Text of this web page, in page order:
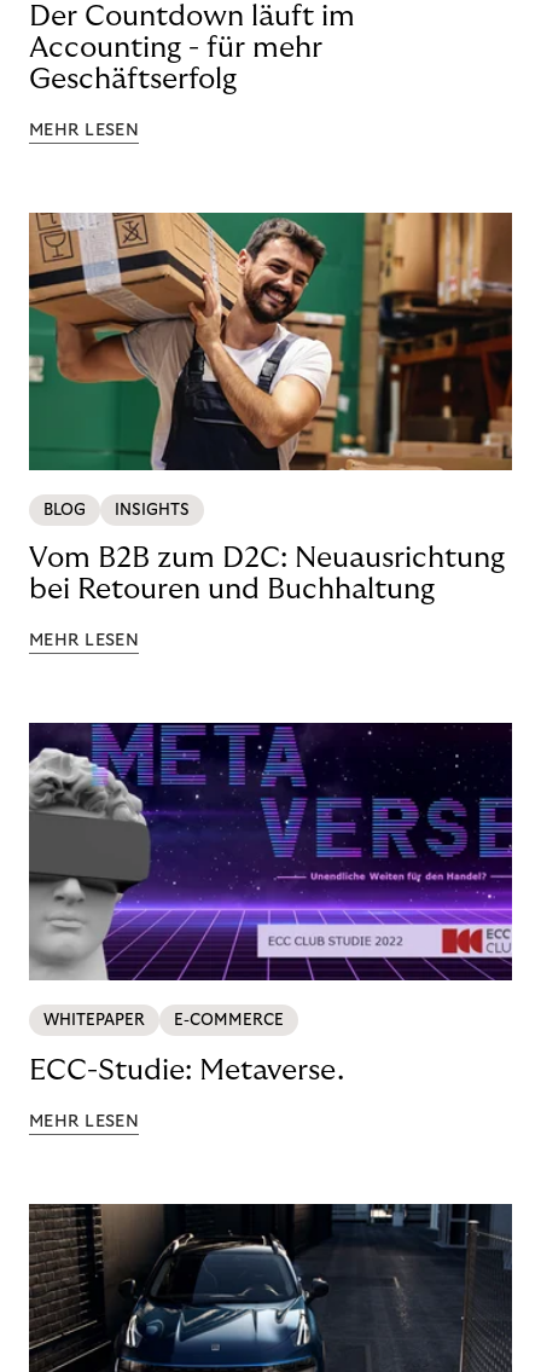
Der Countdown läuft im
Accounting - für mehr
Geschäftserfolg
MEHR LESEN
BLOG INSIGHTS
Vom B2B zum D2C: Neuausrichtung
bei Retouren und Buchhaltung
MEHR LESEN
WHITEPAPER E-COMMERCE
ECC-Studie: Metaverse.
MEHR LESEN